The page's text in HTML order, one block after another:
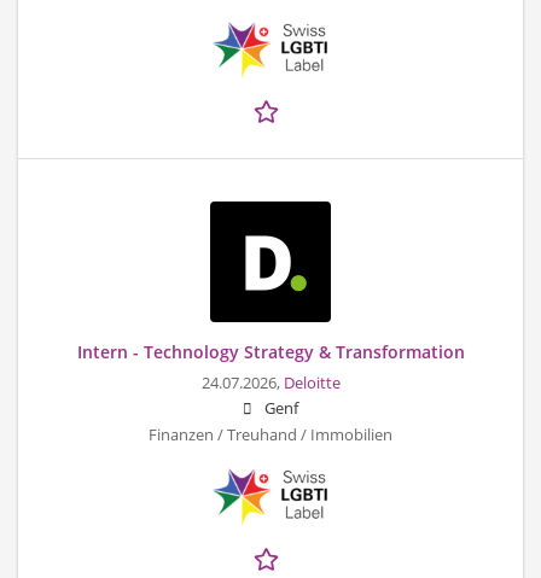
Intern - Technology Strategy & Transformation
24.07.2026, Deloitte
Genf
Finanzen / Treuhand / Immobilien